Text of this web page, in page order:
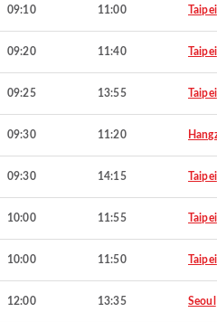
09:10 11:00 Taipei
09:20 11:40 Taipei
09:25 13:55 Taipei
09:30 11:20
09:30 14:15 Taipei
10:00 11:55 Taipei
10:00 11:50 Taipei
12:00 13:35 Seoul